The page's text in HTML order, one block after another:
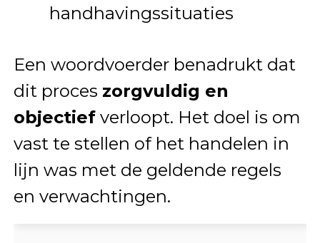
handhavingssituaties
Een woordvoerder benadrukt dat
dit proces zorgvuldig en
objectiefverloopt. Het doel is om
vast te stellen of het handelen in
lijn was met de geldende regels
en verwachtingen.